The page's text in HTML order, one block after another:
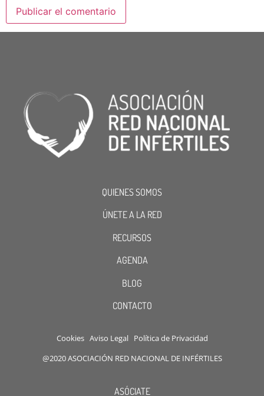
QUIENES SOMOS
ÚNETE A LA RED
RECURSOS
AGENDA
BLOG
CONTACTO
Cookies Aviso Legal Política de Privacidad
@2020 ASOCIACIÓN RED NACIONAL DE INFÉRTILES
ASÓCIATE